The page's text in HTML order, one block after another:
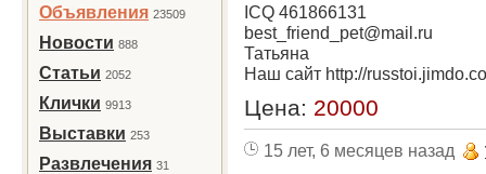
Объявления 23509
Новости 888
Статьи 2052
Клички 9913
Выставки 253
Развлечения 31
ICQ 461866131
best_friend_pet@mail.ru
Татьяна
Наш сайт http://
Цена: 20000
15 лет, 6 месяцев назад